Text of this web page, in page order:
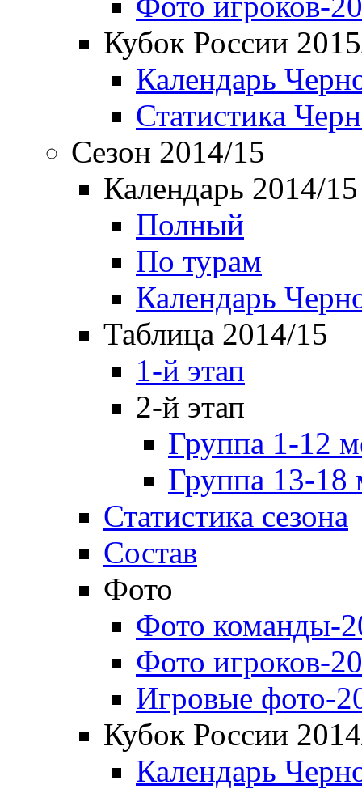
Кубок России
Календарь
Статистика
Сезон 2014/15
Календарь 2014/15
Полный
По турам
Календарь
Таблица 2014/15
1-й этап
2-й этап
Группа 1-12
Группа 13-18
Статистика сезона
Состав
Фото
Фото команды-
Фото игроков-
Игровые фото-
Кубок России
Календарь